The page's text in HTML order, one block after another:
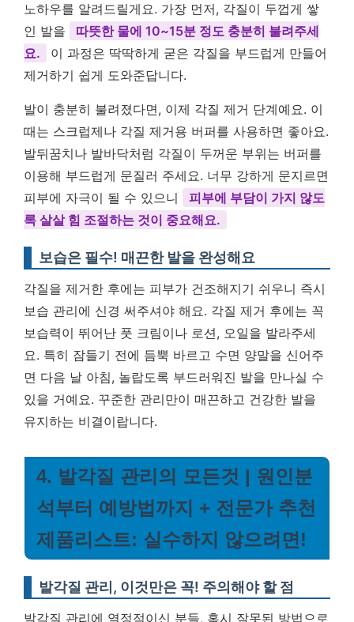
노하우를 알려드릴게요. 가장 먼저, 각질이 두껍게 쌓
인 발을
따뜻한 물에 10~15분 정도 충분히 불려주세
요.
이 과정은 딱딱하게 굳은 각질을 부드럽게 만들어
제거하기 쉽게 도와준답니다.
발이 충분히 불려졌다면, 이제 각질 제거 단계예요. 이
때는 스크럽제나 각질 제거용 버퍼를 사용하면 좋아요.
발뒤꿈치나 발바닥처럼 각질이 두꺼운 부위는 버퍼를
이용해 부드럽게 문질러 주세요. 너무 강하게 문지르면
피부에 자극이 될 수 있으니
피부에 부담이 가지 않도
록 살살 힘 조절하는 것이 중요해요.
보습은 필수! 매끈한 발을 완성해요
각질을 제거한 후에는 피부가 건조해지기 쉬우니 즉시
보습 관리에 신경 써주셔야 해요. 각질 제거 후에는 꼭
보습력이 뛰어난 풋 크림이나 로션, 오일을 발라주세
요. 특히 잠들기 전에 듬뿍 바르고 수면 양말을 신어주
면 다음 날 아침, 놀랍도록 부드러워진 발을 만나실 수
있을 거예요. 꾸준한 관리만이 매끈하고 건강한 발을
유지하는 비결이랍니다.
4. 발각질 관리의 모든것 | 원인분
석부터 예방법까지 + 전문가 추천
제품리스트: 실수하지 않으려면!
발각질 관리, 이것만은 꼭! 주의해야 할 점
발각질 관리에 열정적이신 분들, 혹시 잘못된 방법으로